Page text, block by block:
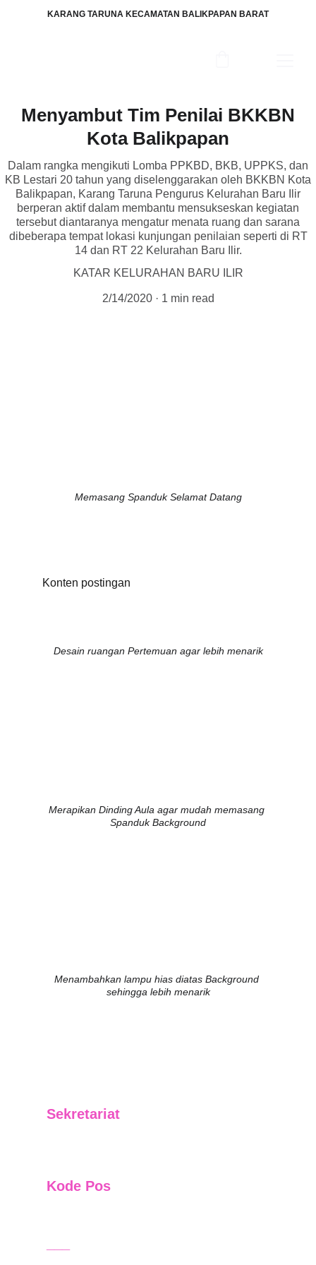
KARANG TARUNA KECAMATAN BALIKPAPAN BARAT
Menyambut Tim Penilai BKKBN
Kota Balikpapan
Dalam rangka mengikuti Lomba PPKBD, BKB, UPPKS, dan
KB Lestari 20 tahun yang diselenggarakan oleh BKKBN Kota
Balikpapan, Karang Taruna Pengurus Kelurahan Baru Ilir
berperan aktif dalam membantu mensukseskan kegiatan
tersebut diantaranya mengatur menata ruang dan sarana
dibeberapa tempat lokasi kunjungan penilaian seperti di RT
14 dan RT 22 Kelurahan Baru Ilir.
KATAR KELURAHAN BARU ILIR
2/14/2020 1 min read
Konten postingan
Memasang Spanduk Selamat Datang
Desain ruangan Pertemuan agar lebih menarik
Merapikan Dinding Aula agar mudah memasang
Spanduk Background
Menambahkan lampu hias diatas Background
sehingga lebih menarik
Sekretariat
Kode Pos